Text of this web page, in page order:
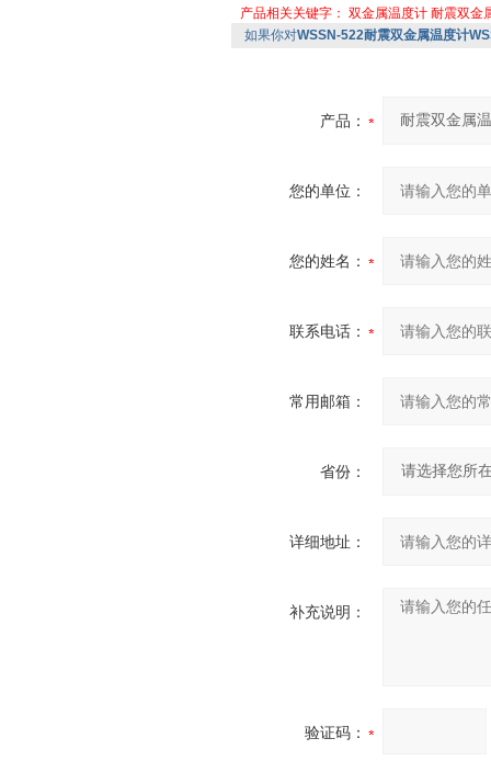
产品相关关键字： 双金属温度计 耐震双金
如果你对WSSN-522耐震双金属温度计
产品：
您的单位：
您的姓名：
联系电话：
常用邮箱：
省份：
详细地址：
补充说明：
验证码：